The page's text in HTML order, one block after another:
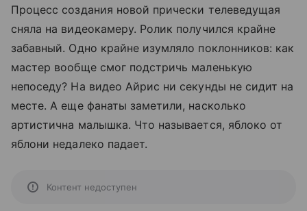
Процесс создания новой прически телеведущая
сняла на видеокамеру. Ролик получился крайне
забавный. Одно крайне изумляло поклонников: как
мастер вообще смог подстричь маленькую
непоседу? На видео Айрис ни секунды не сидит на
месте. А еще фанаты заметили, насколько
артистична малышка. Что называется, яблоко от
яблони недалеко падает.
Контент недоступен